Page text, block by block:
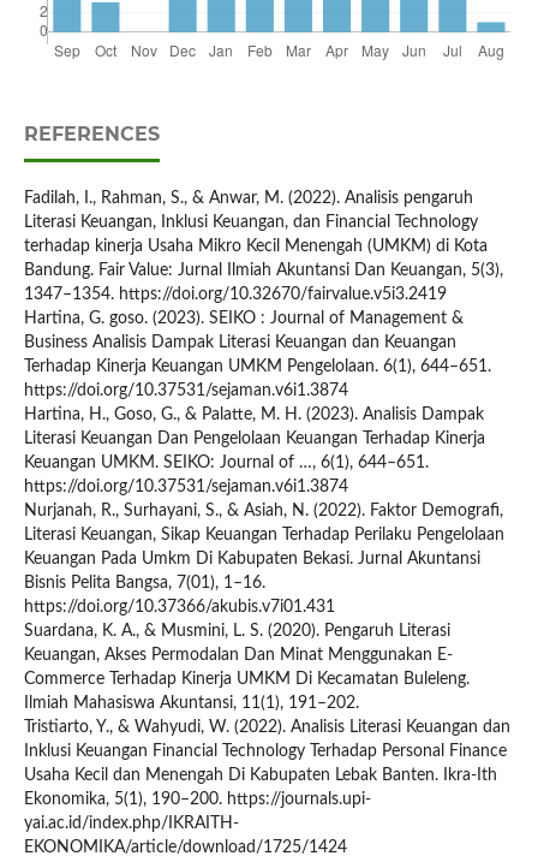
REFERENCES
Fadilah, I., Rahman, S., & Anwar, M. (2022). Analisis pengaruh
Literasi Keuangan, Inklusi Keuangan, dan Financial Technology
terhadap kinerja Usaha Mikro Kecil Menengah (UMKM) di Kota
Bandung. Fair Value: Jurnal Ilmiah Akuntansi Dan Keuangan, 5(3),
1347–1354. https://doi.org/10.32670/fairvalue.v5i3.2419
Hartina, G. goso. (2023). SEIKO : Journal of Management &
Business Analisis Dampak Literasi Keuangan dan Keuangan
Terhadap Kinerja Keuangan UMKM Pengelolaan. 6(1), 644–651.
https://doi.org/10.37531/sejaman.v6i1.3874
Hartina, H., Goso, G., & Palatte, M. H. (2023). Analisis Dampak
Literasi Keuangan Dan Pengelolaan Keuangan Terhadap Kinerja
Keuangan UMKM. SEIKO: Journal of …, 6(1), 644–651.
https://doi.org/10.37531/sejaman.v6i1.3874
Nurjanah, R., Surhayani, S., & Asiah, N. (2022). Faktor Demografi,
Literasi Keuangan, Sikap Keuangan Terhadap Perilaku Pengelolaan
Keuangan Pada Umkm Di Kabupaten Bekasi. Jurnal Akuntansi
Bisnis Pelita Bangsa, 7(01), 1–16.
https://doi.org/10.37366/akubis.v7i01.431
Suardana, K. A., & Musmini, L. S. (2020). Pengaruh Literasi
Keuangan, Akses Permodalan Dan Minat Menggunakan E-
Commerce Terhadap Kinerja UMKM Di Kecamatan Buleleng.
Ilmiah Mahasiswa Akuntansi, 11(1), 191–202.
Tristiarto, Y., & Wahyudi, W. (2022). Analisis Literasi Keuangan dan
Inklusi Keuangan Financial Technology Terhadap Personal Finance
Usaha Kecil dan Menengah Di Kabupaten Lebak Banten. Ikra-Ith
Ekonomika, 5(1), 190–200. https://journals.upi-
yai.ac.id/index.php/IKRAITH-
EKONOMIKA/article/download/1725/1424